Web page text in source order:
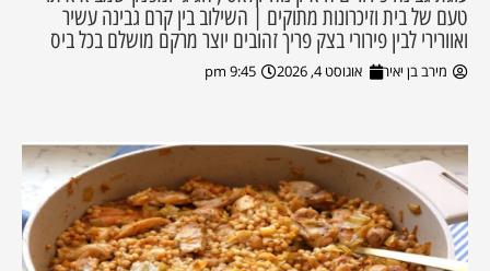
טעם של בית וזיכרונות מתוקים | השילוב בין קרם גבינה עשיר
ואוורירי לבין פירורי בצק פריך זהובים יוצר מרקם מושלם בכל ביס
מירב בן יאיר אוגוסט 4, 2026 9:45 pm